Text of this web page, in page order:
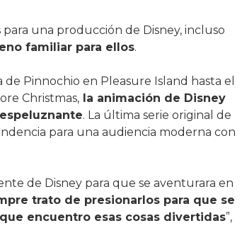
una producción de Disney, incluso
familiar para ellos.
Pinnochio en Pleasure Island hasta el
Christmas,la animación de Disney
. La última serie original de
para una audiencia moderna con
de Disney para que se aventurara en
trato de presionarlos para que se
encuentro esas cosas divertidas”,